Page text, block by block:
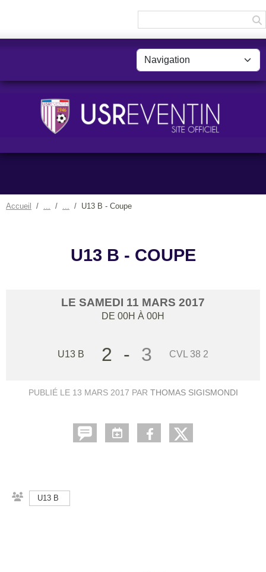
Accueil U13 B - Coupe
U13 B - COUPE
LE SAMEDI 11 MARS 2017
DE 00H À 00H
U13 B 2 - 3 CVL 38 2
PUBLIÉ LE 13 MARS 2017 PAR THOMAS SIGISMONDI
U13 B